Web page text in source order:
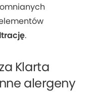
.
Klarta
alergeny